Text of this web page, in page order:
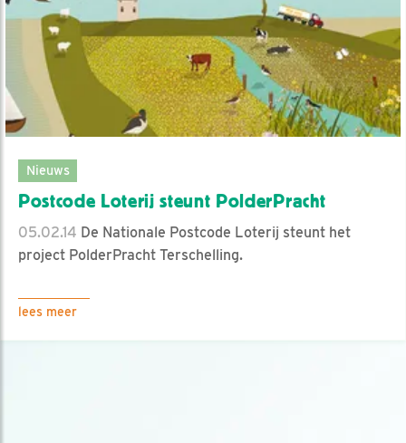
Nieuws
Postcode Loterij steunt PolderPracht
05.02.14 De Nationale Postcode Loterij steunt het
project PolderPracht Terschelling.
lees meer